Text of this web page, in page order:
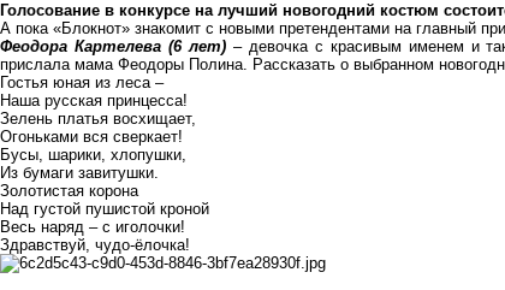
Голосование в конкурсе на лучший новогодний костюм
А пока «Блокнот» знакомит с новыми претендентами на главный
Феодора Картелева (6 лет)– девочка с красивым именем и
прислала мама Феодоры Полина. Рассказать о выбранном
Гостья юная из леса –
Наша русская принцесса!
Зелень платья восхищает,
Огоньками вся сверкает!
Бусы, шарики, хлопушки,
Из бумаги завитушки.
Золотистая корона
Над густой пушистой кроной
Весь наряд – с иголочки!
Здравствуй, чудо-ёлочка!